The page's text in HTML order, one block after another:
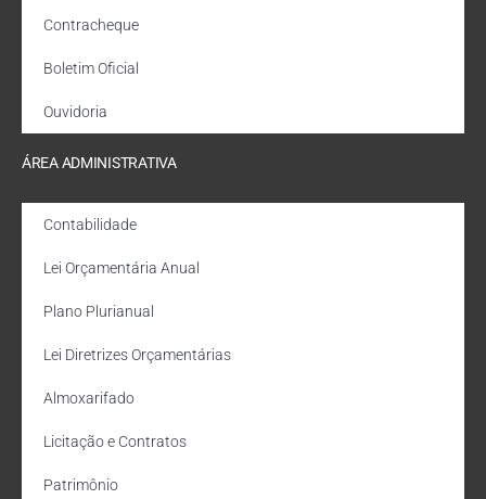
Contracheque
Boletim Oficial
Ouvidoria
ÁREA ADMINISTRATIVA
Contabilidade
Lei Orçamentária Anual
Plano Plurianual
Lei Diretrizes Orçamentárias
Almoxarifado
Licitação e Contratos
Patrimônio